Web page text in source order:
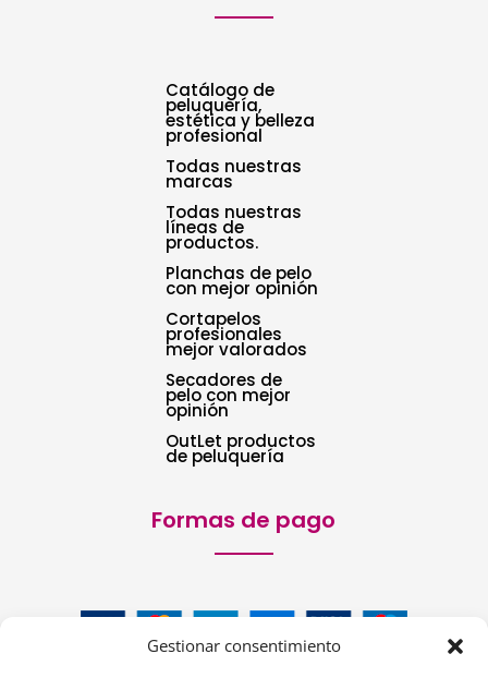
Gestionar consentimiento
Catálogo de
peluquería,
estética y belleza
profesional
Todas nuestras
marcas
Todas nuestras
líneas de
productos.
Planchas de pelo
con mejor opinión
Cortapelos
profesionales
mejor valorados
Secadores de
pelo con mejor
opinión
OutLet productos
de peluquería
Formas de pago